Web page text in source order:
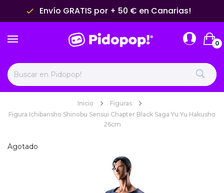
done Envío GRATIS por + 50 € en Canarias!
0
Inicio
Figuras
Figura Ichibansho Shinobu Sensui Chapter Black Saga Yu Yu Hakusho
26cm
Agotado